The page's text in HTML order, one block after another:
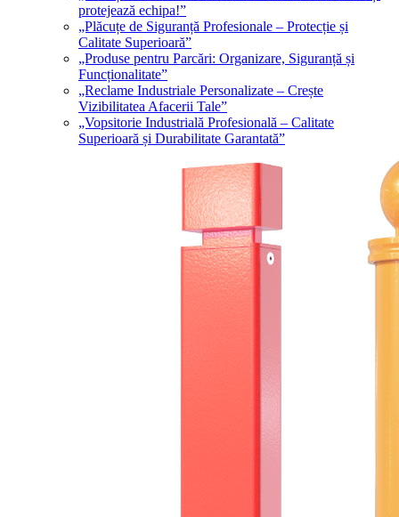
protejează echipa!”
„Plăcuțe de Siguranță Profesionale – Protecție și
Calitate Superioară”
„Produse pentru Parcări: Organizare, Siguranță și
Funcționalitate”
„Reclame Industriale Personalizate – Crește
Vizibilitatea Afacerii Tale”
„Vopsitorie Industrială Profesională – Calitate
Superioară și Durabilitate Garantată”